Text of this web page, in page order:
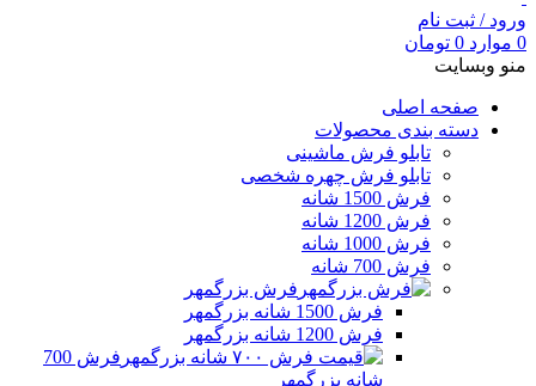
ورود / ثبت نام
0 موارد 0 تومان
منو وبسایت
صفحه اصلی
دسته بندی محصولات
تابلو فرش ماشینی
تابلو فرش چهره شخصی
فرش 1500 شانه
فرش 1200 شانه
فرش 1000 شانه
فرش 700 شانه
فرش بزرگمهر
فرش 1500 شانه بزرگمهر
فرش 1200 شانه بزرگمهر
فرش 700
شانه بزرگمهر